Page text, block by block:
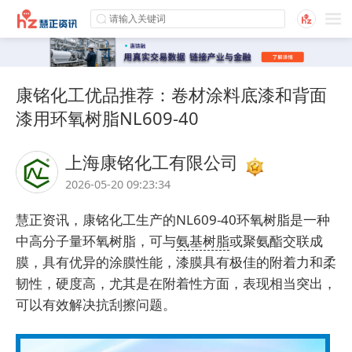
康铭化工优品推荐：卷材涂料底漆和背面
漆用环氧树脂NL609-40
上海康铭化工有限公司
2026-05-20 09:23:34
慧正资讯， 康铭化工生产的NL609-40环氧树脂是一种
中高分子量环氧树脂，可与氨基树脂或聚氨酯交联成
膜，具有优异的涂膜性能，漆膜具有极佳的附着力和柔
韧性，硬度高，尤其是在附着性方面，表现相当突出，
可以有效解决抗刮擦问题。